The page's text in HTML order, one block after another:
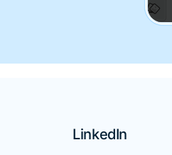
LinkedIn